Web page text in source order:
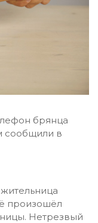
брянца
сообщили в
произошёл
Нетрезвый